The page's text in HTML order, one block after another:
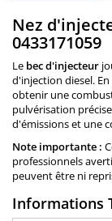
Nez
0433171059
Le bec d'injecteur
d'injection diesel.
obtenir une
pulvérisation
d'émissions et une
Note importante :
professionnels
peuvent être ni
Informations